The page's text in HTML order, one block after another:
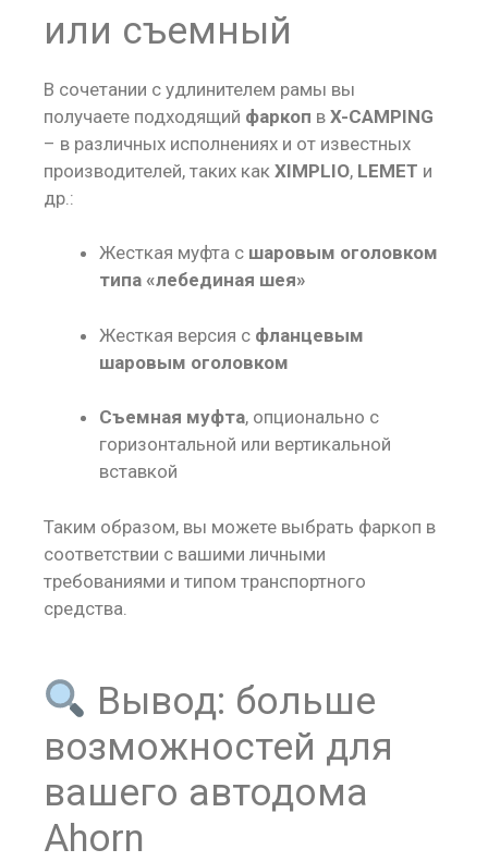
или съемный
В сочетании с удлинителем рамы вы
получаете подходящий фаркоп в X-CAMPING
– в различных исполнениях и от известных
производителей, таких как XIMPLIO, LEMET и
др.:
Жесткая муфта с шаровым оголовком
типа «лебединая шея»
Жесткая версия с фланцевым
шаровым оголовком
Съемная муфта, опционально с
горизонтальной или вертикальной
вставкой
Таким образом, вы можете выбрать фаркоп в
соответствии с вашими личными
требованиями и типом транспортного
средства.
Вывод: больше
возможностей для
вашего автодома
Ahorn